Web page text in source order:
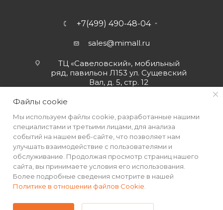
+7(499) 490-48-04
sales@mimall.ru
ТЦ «Савеловский», мобильный
ряд, павильон Л153 ул. Сущевский
Вал, д. 5, стр. 12
2026 © Интернет-магазин MiMall® • Не является публичной
офертой • 2026 г.
Файлы cookie
Мы используем файлы cookie, разработанные нашими
специалистами и третьими лицами, для анализа
событий на нашем веб-сайте, что позволяет нам
улучшать взаимодействие с пользователями и
обслуживание. Продолжая просмотр страниц нашего
сайта, вы принимаете условия его использования.
Более подробные сведения смотрите в нашей
Политике в отношении файлов Cookie